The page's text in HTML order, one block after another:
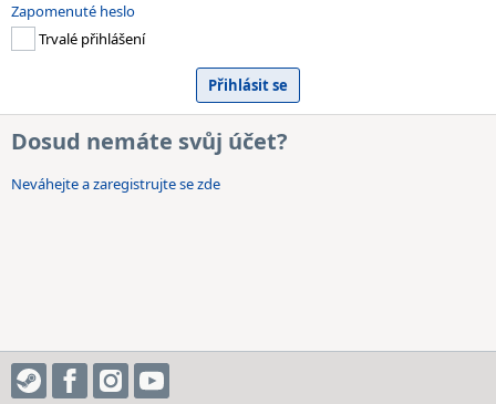
Zapomenuté heslo
Trvalé přihlášení
Dosud nemáte svůj účet?
Neváhejte a zaregistrujte se zde